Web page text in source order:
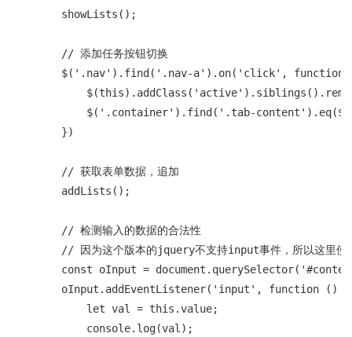
showLists();
// 添加任务按钮切换
$('.nav').find('.nav-a').on('click', function
$('.container').find('.tab-
})
// 获取表单数据，追加
addLists();
// 检测输入的数据的合法性
// 因为这个版本的jquery不支持input事件，所以这里使
const oInput =
oInput.addEventListener('input', function () {
let val = this.value;
console.log(val);